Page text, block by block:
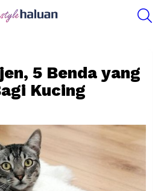
5 Benda yang
Kucing